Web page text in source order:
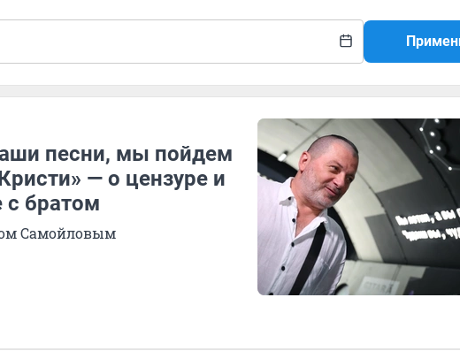
песни, мы пойдем
— о цензуре и
с братом
Самойловым